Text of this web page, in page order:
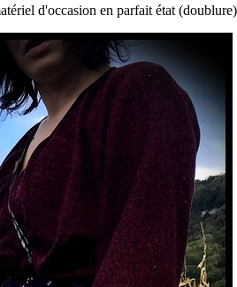
d'occasion en parfait état (doublure)